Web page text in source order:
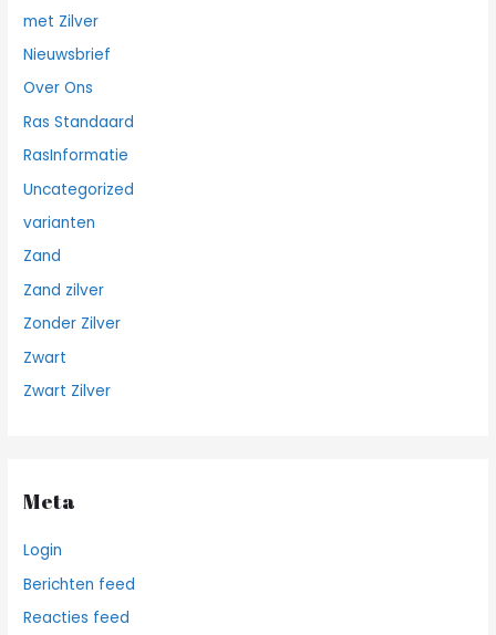
met Zilver
Nieuwsbrief
Over Ons
Ras Standaard
RasInformatie
Uncategorized
varianten
Zand
Zand zilver
Zonder Zilver
Zwart
Zwart Zilver
Meta
Login
Berichten feed
Reacties feed